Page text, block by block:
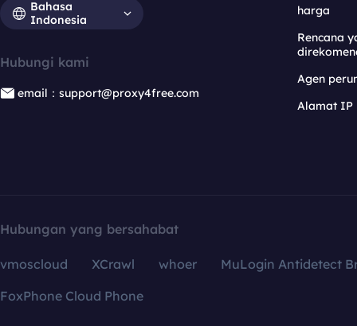
Bahasa
Indonesia
Hubungi kami
email：support@proxy4free.com
harga
Rencana
Agen
Alamat IP
Hubungan yang bersahabat
vmoscloud XCrawl whoer
MuLogin Antidetect
FoxPhone Cloud Phone